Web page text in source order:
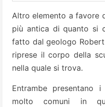
Altro elemento a favore
più antica di quanto si
fatto dal geologo
riprese il corpo della
nella quale si trova.
Entrambe presentano
molto comuni in